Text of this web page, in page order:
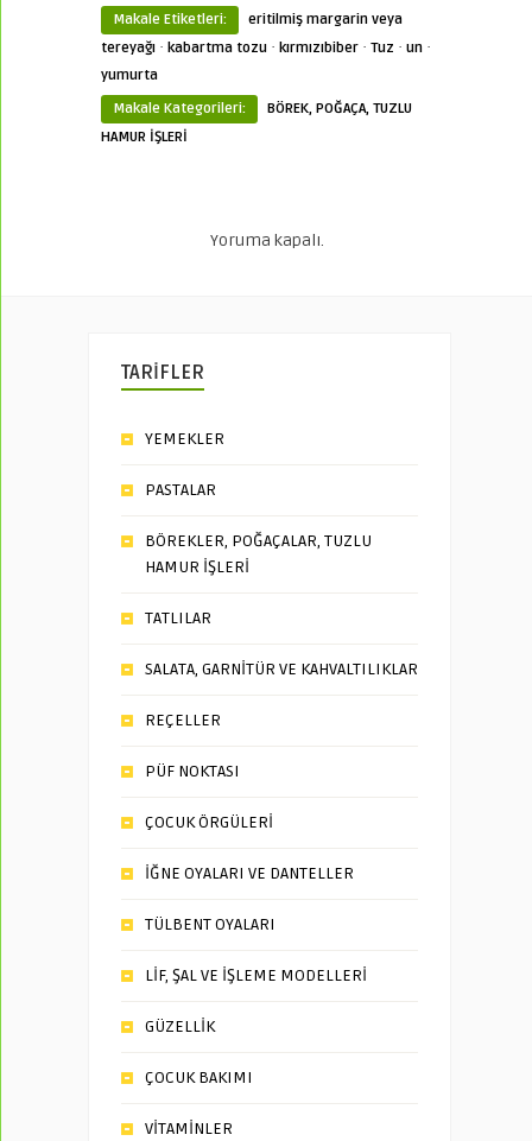
Makale Etiketleri:
eritilmiş margarin veya
tereyağı · kabartma tozu · kırmızıbiber · Tuz · un ·
yumurta
Makale Kategorileri:
BÖREK, POĞAÇA, TUZLU
HAMUR İŞLERİ
Yoruma kapalı.
TARİFLER
YEMEKLER
PASTALAR
BÖREKLER, POĞAÇALAR, TUZLU
HAMUR İŞLERİ
TATLILAR
SALATA, GARNİTÜR VE KAHVALTILIKLAR
REÇELLER
PÜF NOKTASI
ÇOCUK ÖRGÜLERİ
İĞNE OYALARI VE DANTELLER
TÜLBENT OYALARI
LİF, ŞAL VE İŞLEME MODELLERİ
GÜZELLİK
ÇOCUK BAKIMI
VİTAMİNLER